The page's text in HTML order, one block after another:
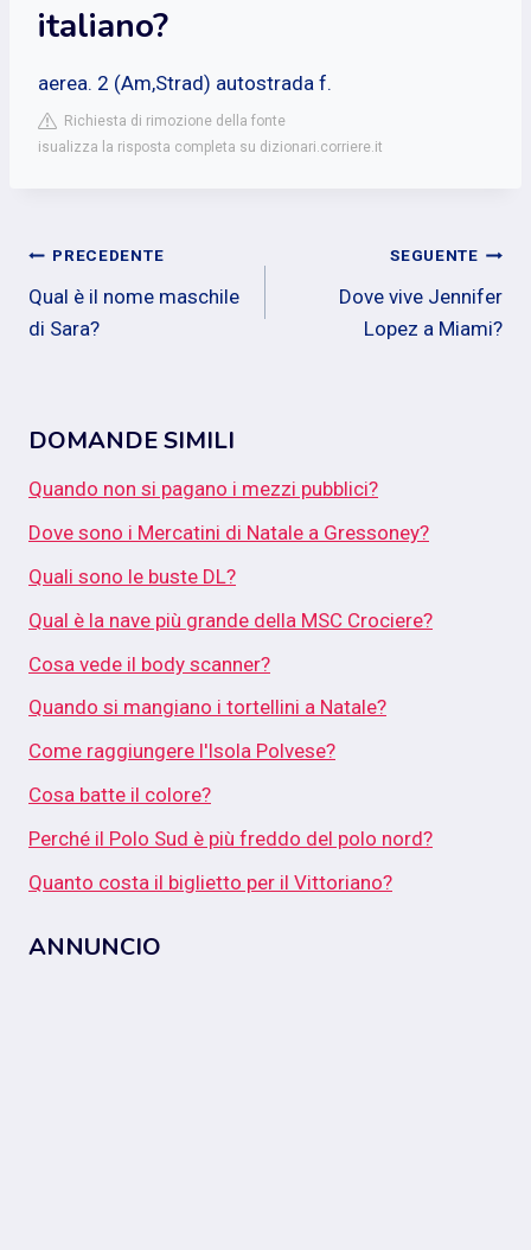
italiano?
aerea. 2 (Am,Strad) autostrada f.
Richiesta di rimozione della fonte
isualizza la risposta completa su dizionari.corriere.it
Navigazione
articoli
PRECEDENTE
Qual è il nome maschile
di Sara?
SEGUENTE
Dove vive Jennifer
Lopez a Miami?
DOMANDE SIMILI
Quando non si pagano i mezzi pubblici?
Dove sono i Mercatini di Natale a Gressoney?
Quali sono le buste DL?
Qual è la nave più grande della MSC Crociere?
Cosa vede il body scanner?
Quando si mangiano i tortellini a Natale?
Come raggiungere l'Isola Polvese?
Cosa batte il colore?
Perché il Polo Sud è più freddo del polo nord?
Quanto costa il biglietto per il Vittoriano?
ANNUNCIO